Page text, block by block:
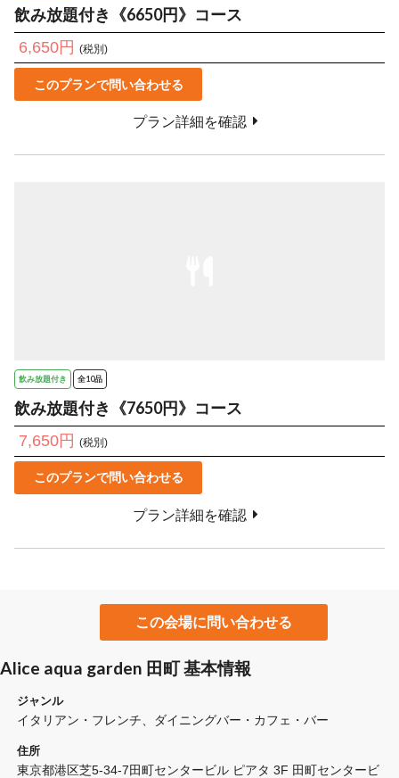
飲み放題付き《6650円》コース
6,650円 (税別)
このプランで問い合わせる
プラン詳細を確認
飲み放題付き 全10品
飲み放題付き《7650円》コース
7,650円 (税別)
このプランで問い合わせる
プラン詳細を確認
この会場に問い合わせる
Alice aqua garden 田町 基本情報
ジャンル
イタリアン・フレンチ ダイニングバー・カフェ・バー
住所
東京都港区芝5-34-7田町センタービル ピアタ 3F 田町センタービ